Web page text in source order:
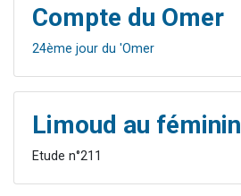
Compte du Omer
24ème jour du 'Omer
Limoud au féminin
Etude n°211